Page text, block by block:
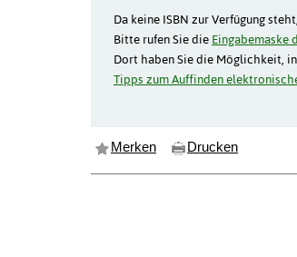
Da keine ISBN zur Verfügung
Bitte rufen Sie die Eingabemaske
Dort haben Sie die Möglichkeit,
Tipps zum Auffinden
Merken Drucken